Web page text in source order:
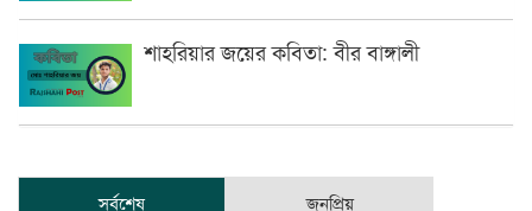
শাহরিয়ার জয়ের কবিতা: বীর বাঙ্গালী
সর্বশেষ জনপ্রিয়